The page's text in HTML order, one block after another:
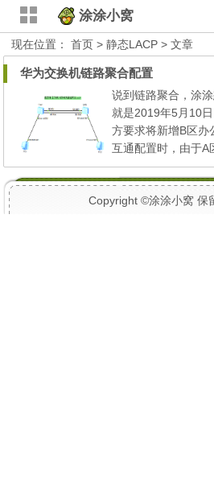
涂涂小窝
现在位置：首页 > 静态LACP > 文章
华为交换机链路聚合配置
说到链路聚合，涂
就是2019年5月10
方要求将新增B区办
互通配置时，由于A
公司做的其设备均
不愿意给，路由器
机房，B区汇聚交换
Copyright ©涂涂小窝 保